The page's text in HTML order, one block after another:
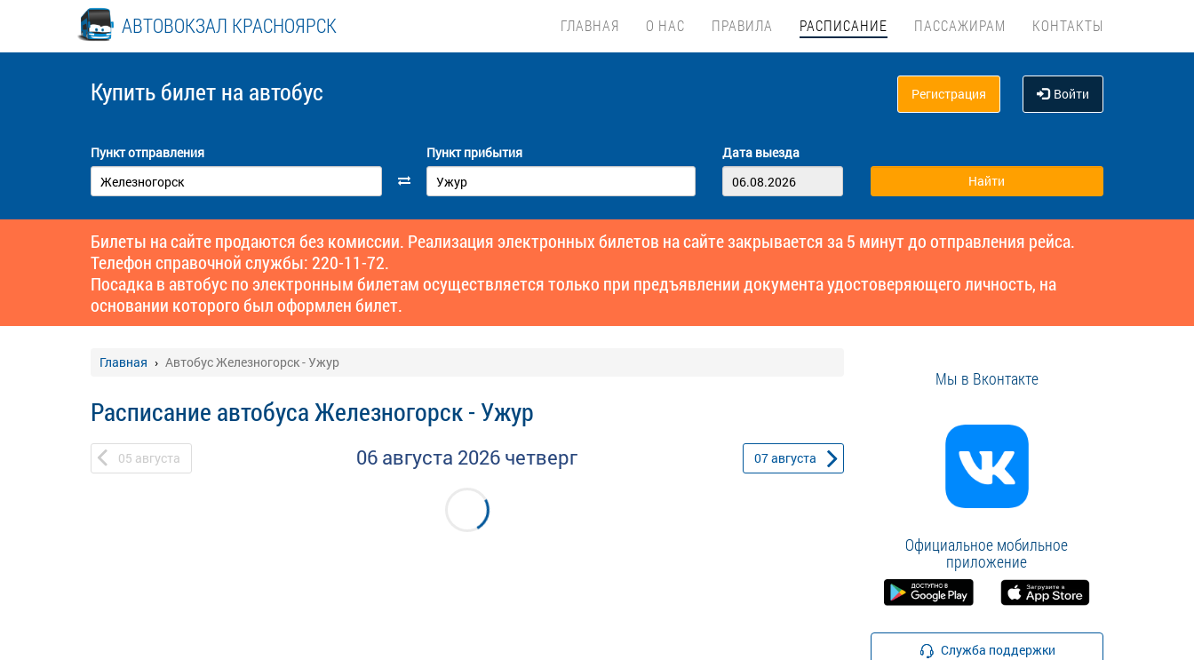
АВТОВОКЗАЛ КРАСНОЯРСК ГЛАВНАЯ О НАС ПРАВИЛА РАСПИСАНИЕ ПАССАЖИРАМ КОНТАКТЫ
Купить билет на автобус Регистрация Войти
Пункт отправления Пункт прибытия Дата выезда
Билеты на сайте продаются без комиссии. Реализация электронных билетов на сайте закрывается за 5 минут до отправления рейса.
Телефон справочной службы: 220-11-72.
Посадка в автобус по электронным билетам осуществляется только при предъявлении документа удостоверяющего личность, на
основании которого был оформлен билет.
Главная Автобус Железногорск - Ужур
Расписание автобуса Железногорск - Ужур
05 августа 06 августа 2026 четверг 07августа
Мы в Вконтакте
Официальное мобильное
приложение
Служба поддержки